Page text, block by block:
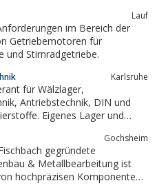
Lauf
im Bereich der
Getriebemotoren für
und Stirnradgetriebe.
Karlsruhe
für Wälzlager,
Gochsheim
gegründete
& Metallbearbeitung ist
hochpräzisen Komponenten